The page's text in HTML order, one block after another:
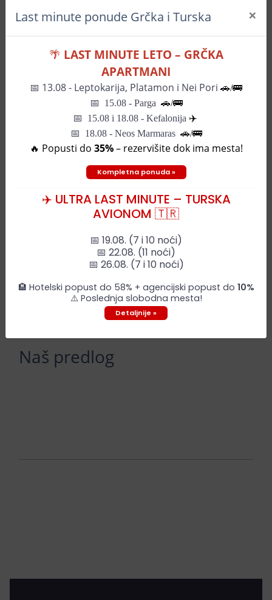
Leaflet | ©OpenStreetMap
Naš predlog
Last minute ponude Grčka i Turska ×
🌴 LAST MINUTE LETO – GRČKA
APARTMANI
📅 13.08 - Leptokarija, Platamon i Nei Pori 🚗/🚌
📅 15.08 - Parga 🚗/🚌
📅 15.08 i 18.08 - Kefalonija ✈️
📅 18.08 - Neos Marmaras 🚗/🚌
🔥 Popusti do 35%– rezervišite dok ima mesta!
Kompletna ponuda »
✈️ ULTRA LAST MINUTE – TURSKA
AVIONOM 🇹🇷
📅 19.08. (7 i 10 noći)
📅 22.08. (11 noći)
📅 26.08. (7 i 10 noći)
🏨 Hotelski popust do 58% + agencijski popust do 10%
⚠️ Poslednja slobodna mesta!
Detaljnije »